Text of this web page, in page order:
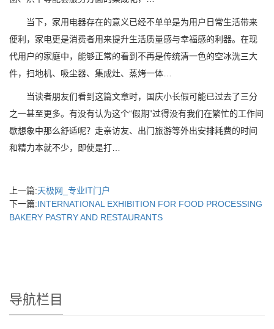
当下，家用电器存在的意义已经不单单是为用户日常生活带来
便利，家电更是消费者用来提升生活质量感与幸福感的利器。在现
代用户的家庭中，能够正常的看到不再是传统清一色的空冰洗三大
件，扫地机、吸尘器、集成灶、蒸烤一体…
当读者朋友们看到这篇文章时，国庆小长假可能已过去了三分
之一甚至更多。有没有认为这个“假期”过得没有我们在繁忙的工作间
歇想象中那么舒适呢？走亲访友、出门旅游等外出安排耗费的时间
和精力本就不少，即使是打…
上一篇:天极网_专业IT门户
下一篇:INTERNATIONAL EXHIBITION FOR FOOD PROCESSING
BAKERY PASTRY AND RESTAURANTS
导航栏目